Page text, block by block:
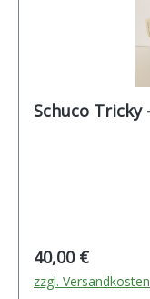
Regulärer Preis:
40,00 €
zzgl. Versandkosten